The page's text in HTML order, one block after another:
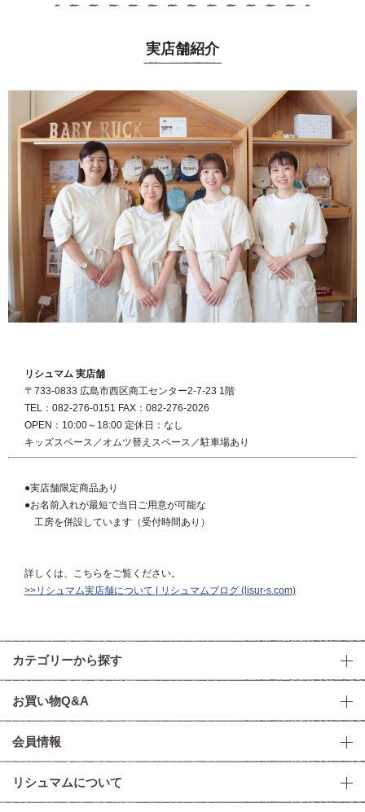
実店舗紹介
リシュマム 実店舗
〒733-0833 広島市西区商工センター2-7-23 1階
TEL：082-276-0151 FAX：082-276-2026
OPEN：10:00～18:00 定休日：なし
キッズスペース／オムツ替えスペース／駐車場あり
●実店舗限定商品あり
●お名前入れが最短で当日ご用意が可能な
工房を併設しています（受付時間あり）
詳しくは、こちらをご覧ください。
>>リシュマム実店舗について | リシュマムブログ (lisur-s.com)
カテゴリーから探す
お買い物Q&A
会員情報
リシュマムについて